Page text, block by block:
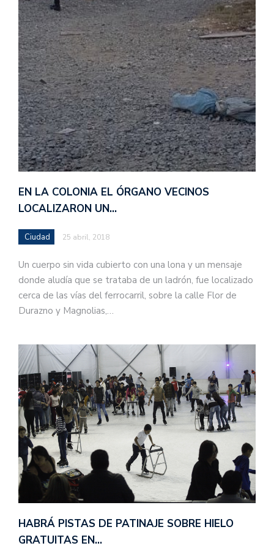
EN LA COLONIA EL ÓRGANO VECINOS
LOCALIZARON UN…
Ciudad 25 abril, 2018
Un cuerpo sin vida cubierto con una lona y un mensaje
donde aludía que se trataba de un ladrón, fue localizado
cerca de las vías del ferrocarril, sobre la calle Flor de
Durazno y Magnolias,…
HABRÁ PISTAS DE PATINAJE SOBRE HIELO
GRATUITAS EN…